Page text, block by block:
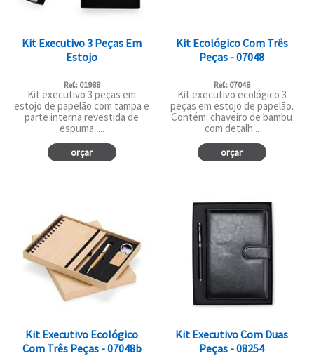
Kit Executivo 3 Peças Em
Estojo
Ref.: 01988
Kit executivo 3 peças em
estojo de papelão com tampa e
parte interna revestida de
espuma. ...
orçar
Kit Ecológico Com Três
Peças - 07048
Ref.: 07048
Kit executivo ecológico 3
peças em estojo de papelão.
Contém: chaveiro de bambu
com detalh...
orçar
Kit Executivo Ecológico
Com Três Peças - 07048b
Kit Executivo Com Duas
Peças - 08254